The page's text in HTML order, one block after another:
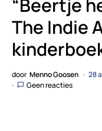
“Beertje
The Indie
door Menno Goosen 28
Geen reacties